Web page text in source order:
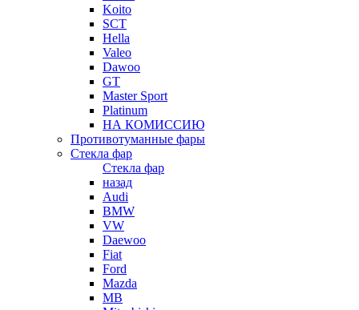
Koito
SCT
Hella
Valeo
Dawoo
GT
Master Sport
Platinum
НА КОМИССИЮ
Противотуманные фары
Стекла фар
Стекла фар
назад
Audi
BMW
VW
Daewoo
Fiat
Ford
Mazda
MB